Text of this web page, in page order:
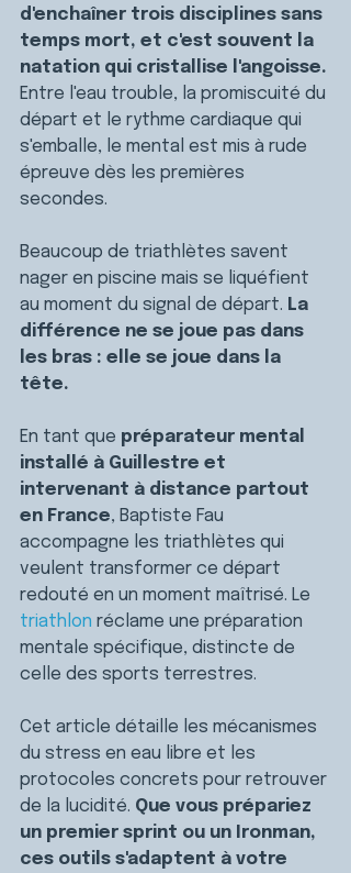
d'enchaîner trois disciplines sans
temps mort, et c'est souvent la
natation qui cristallise l'angoisse.
Entre l'eau trouble, la promiscuité du
départ et le rythme cardiaque qui
s'emballe, le mental est mis à rude
épreuve dès les premières
secondes.
Beaucoup de triathlètes savent
nager en piscine mais se liquéfient
au moment du signal de départ. La
différence ne se joue pas dans
les bras : elle se joue dans la
tête.
En tant que préparateur mental
installé à Guillestre et
intervenant à distance partout
en France, Baptiste Fau
accompagne les triathlètes qui
veulent transformer ce départ
redouté en un moment maîtrisé. Le
triathlon réclame une préparation
mentale spécifique, distincte de
celle des sports terrestres.
Cet article détaille les mécanismes
du stress en eau libre et les
protocoles concrets pour retrouver
de la lucidité. Que vous prépariez
un premier sprint ou un Ironman,
ces outils s'adaptent à votre